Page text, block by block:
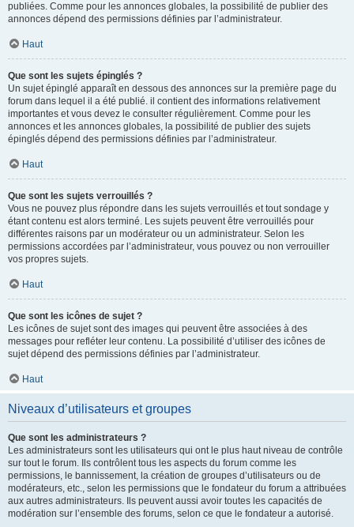
publiées. Comme pour les annonces globales, la possibilité de publier des
annonces dépend des permissions définies par l’administrateur.
Haut
Que sont les sujets épinglés ?
Un sujet épinglé apparaît en dessous des annonces sur la première page du
forum dans lequel il a été publié. il contient des informations relativement
importantes et vous devez le consulter régulièrement. Comme pour les
annonces et les annonces globales, la possibilité de publier des sujets
épinglés dépend des permissions définies par l’administrateur.
Haut
Que sont les sujets verrouillés ?
Vous ne pouvez plus répondre dans les sujets verrouillés et tout sondage y
étant contenu est alors terminé. Les sujets peuvent être verrouillés pour
différentes raisons par un modérateur ou un administrateur. Selon les
permissions accordées par l’administrateur, vous pouvez ou non verrouiller
vos propres sujets.
Haut
Que sont les icônes de sujet ?
Les icônes de sujet sont des images qui peuvent être associées à des
messages pour refléter leur contenu. La possibilité d’utiliser des icônes de
sujet dépend des permissions définies par l’administrateur.
Haut
Niveaux d’utilisateurs et groupes
Que sont les administrateurs ?
Les administrateurs sont les utilisateurs qui ont le plus haut niveau de contrôle
sur tout le forum. Ils contrôlent tous les aspects du forum comme les
permissions, le bannissement, la création de groupes d’utilisateurs ou de
modérateurs, etc., selon les permissions que le fondateur du forum a attribuées
aux autres administrateurs. Ils peuvent aussi avoir toutes les capacités de
modération sur l’ensemble des forums, selon ce que le fondateur a autorisé.